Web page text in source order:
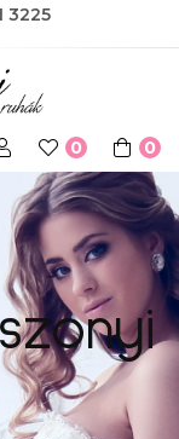
3225
0 0